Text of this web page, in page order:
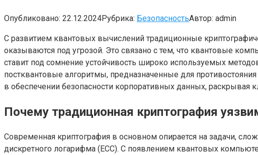
Опубликовано: 22.12.2024Рубрика: БезопасностьАвтор: admin
С развитием квантовых вычислений традиционные
оказываются под угрозой. Это связано с тем, что квантовые
ставит под сомнение устойчивость широко используемых
постквантовые алгоритмы, предназначенные для
в обеспечении безопасности корпоративных данных,
Почему традиционная криптография
Современная криптография в основном опирается на задачи,
дискретного логарифма (ECC). С появлением квантовых